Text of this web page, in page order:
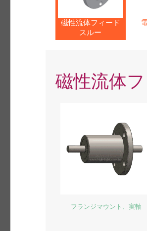
磁性流体フィード
スルー
磁性流体
フランジマウント、実軸